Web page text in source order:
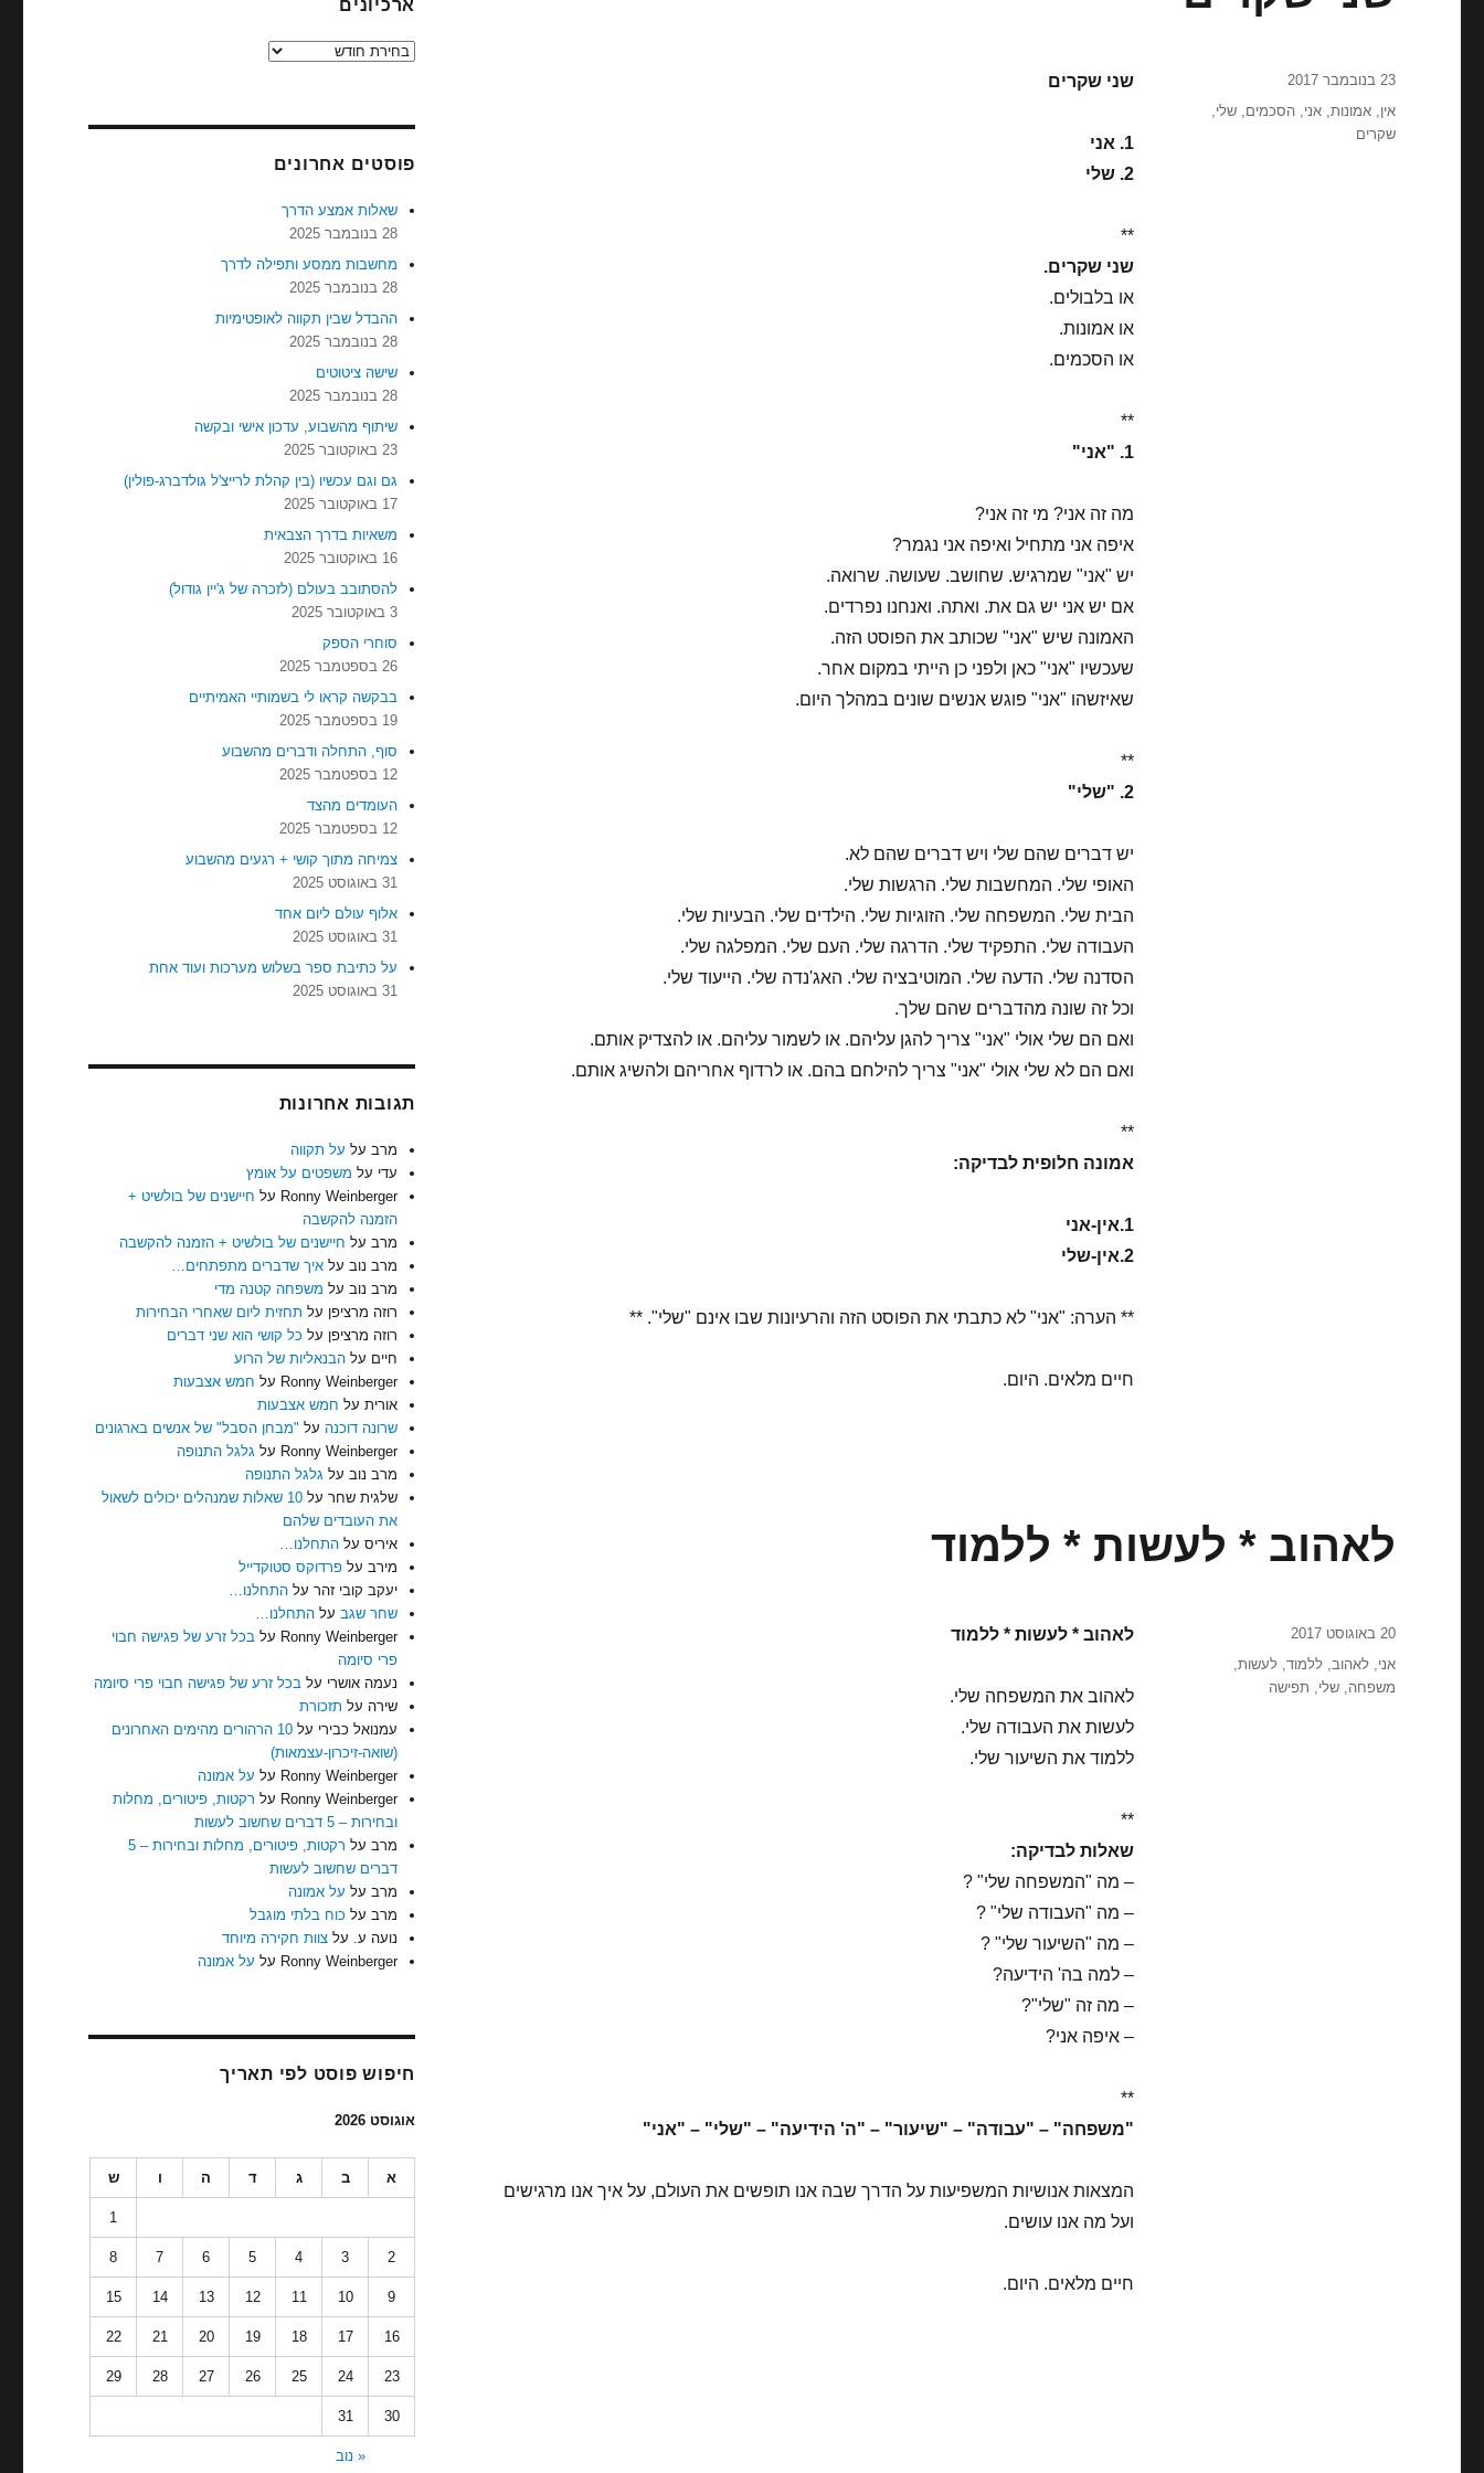
שני שקרים
1. אני
2. שלי
**
שני שקרים.
או בלבולים.
או אמונות.
או הסכמים.
**
1. "אני"
מה זה אני? מי זה אני?
איפה אני מתחיל ואיפה אני נגמר?
יש "אני" שמרגיש. שחושב. שעושה. שרואה.
אם יש אני יש גם את. ואתה. ואנחנו נפרדים.
האמונה שיש "אני" שכותב את הפוסט הזה.
שעכשיו "אני" כאן ולפני כן הייתי במקום אחר.
שאיזשהו "אני" פוגש אנשים שונים במהלך היום.
**
2. "שלי"
יש דברים שהם שלי ויש דברים שהם לא.
האופי שלי. המחשבות שלי. הרגשות שלי.
הבית שלי. המשפחה שלי. הזוגיות שלי. הילדים שלי. הבעיות שלי.
העבודה שלי. התפקיד שלי. הדרגה שלי. העם שלי. המפלגה שלי.
הסדנה שלי. הדעה שלי. המוטיבציה שלי. האג'נדה שלי. הייעוד שלי.
וכל זה שונה מהדברים שהם שלך.
ואם הם שלי אולי "אני" צריך להגן עליהם. או לשמור עליהם. או להצדיק אותם.
ואם הם לא שלי אולי "אני" צריך להילחם בהם. או לרדוף אחריהם ולהשיג אותם.
**
אמונה חלופית לבדיקה:
1.אין-אני
2.אין-שלי
** הערה: "אני" לא כתבתי את הפוסט הזה והרעיונות שבו אינם "שלי". **
חיים מלאים. היום.
פורסם
23 בנובמבר 2017
תגיות
אין,אמונות,אני,הסכמים,שלי,
שקרים
לאהוב * לעשות * ללמוד
לאהוב * לעשות * ללמוד
לאהוב את המשפחה שלי.
לעשות את העבודה שלי.
ללמוד את השיעור שלי.
**
שאלות לבדיקה:
– מה "המשפחה שלי" ?
– מה "העבודה שלי" ?
– מה "השיעור שלי" ?
– למה בה' הידיעה?
– מה זה "שלי"?
– איפה אני?
**
"משפחה" – "עבודה" – "שיעור" – "ה' הידיעה" – "שלי" – "אני"
המצאות אנושיות המשפיעות על הדרך שבה אנו תופשים את העולם, על איך אנו מרגישים
ועל מה אנו עושים.
חיים מלאים. היום.
פורסם
בתאריך
20 באוגוסט 2017
תגיות
אני,לאהוב,ללמוד,לעשות,
משפחה,שלי, תפישה
ארכיונים
ארכיונים
פוסטים אחרונים
שאלות אמצע הדרך
28 בנובמבר 2025
מחשבות ממסע ותפילה לדרך
28 בנובמבר 2025
ההבדל שבין תקווה לאופטימיות
28 בנובמבר 2025
שישה ציטוטים
28 בנובמבר 2025
שיתוף מהשבוע, עדכון אישי ובקשה
23 באוקטובר 2025
גם וגם עכשיו (בין קהלת לרייצ'ל גולדברג-פולין)
17 באוקטובר 2025
משאיות בדרך הצבאית
16 באוקטובר 2025
להסתובב בעולם (לזכרה של ג'יין גודול)
3 באוקטובר 2025
סוחרי הספק
26 בספטמבר 2025
בבקשה קראו לי בשמותיי האמיתיים
19 בספטמבר 2025
סוף, התחלה ודברים מהשבוע
12 בספטמבר 2025
העומדים מהצד
12 בספטמבר 2025
צמיחה מתוך קושי + רגעים מהשבוע
31 באוגוסט 2025
אלוף עולם ליום אחד
31 באוגוסט 2025
על כתיבת ספר בשלוש מערכות ועוד אחת
31 באוגוסט 2025
תגובות אחרונות
מרב על על תקווה
עדי על משפטים על אומץ
Ronny Weinberger על חיישנים של בולשיט +
הזמנה להקשבה
מרב על חיישנים של בולשיט + הזמנה להקשבה
מרב נוב עלאיך שדברים מתפתחים…
מרב נוב על משפחה קטנה מדי
רוזה מרציפן על תחזית ליום שאחרי הבחירות
רוזה מרציפן על כל קושי הוא שני דברים
חיים עלהבנאליות של הרוע
Ronny Weinberger על חמש אצבעות
אורית על חמש אצבעות
שרונה דוכנה על "מבחן הסבל" של אנשים בארגונים
Ronny Weinberger על גלגל התנופה
מרב נוב על גלגל התנופה
שלגית שחר על
10 שאלות שמנהלים יכולים לשאול
את העובדים שלהם
איריס עלהתחלנו…
מירב עלפרדוקס סטוקדייל
יעקב קובי זהר עלהתחלנו…
שחר שגב עלהתחלנו…
Ronny Weinberger עלבכל זרע של פגישה חבוי
פרי סיומה
נעמה אושרי עלבכל זרע של פגישה חבוי פרי סיומה
שירה על תזכורת
עמנואל כבירי על
10 הרהורים מהימים האחרונים
(שואה-זיכרון-עצמאות)
Ronny Weinberger על על אמונה
Ronny Weinberger על רקטות, פיטורים, מחלות
ובחירות – 5 דברים שחשוב לעשות
מרב על
רקטות, פיטורים, מחלות ובחירות – 5
דברים שחשוב לעשות
מרב על על אמונה
מרב על כוח בלתי מוגבל
נועה ע. עלצוות חקירה מיוחד
Ronny Weinberger על על אמונה
חיפוש פוסט לפי תאריך
אוגוסט 2026
א ב ג ד ה ו ש
1
2
3
4
5
6
7
8
9
10
11
12
13
14
15
16
17
18
19
20
21
22
23
24
25
26
27
28
29
30
31
« נוב